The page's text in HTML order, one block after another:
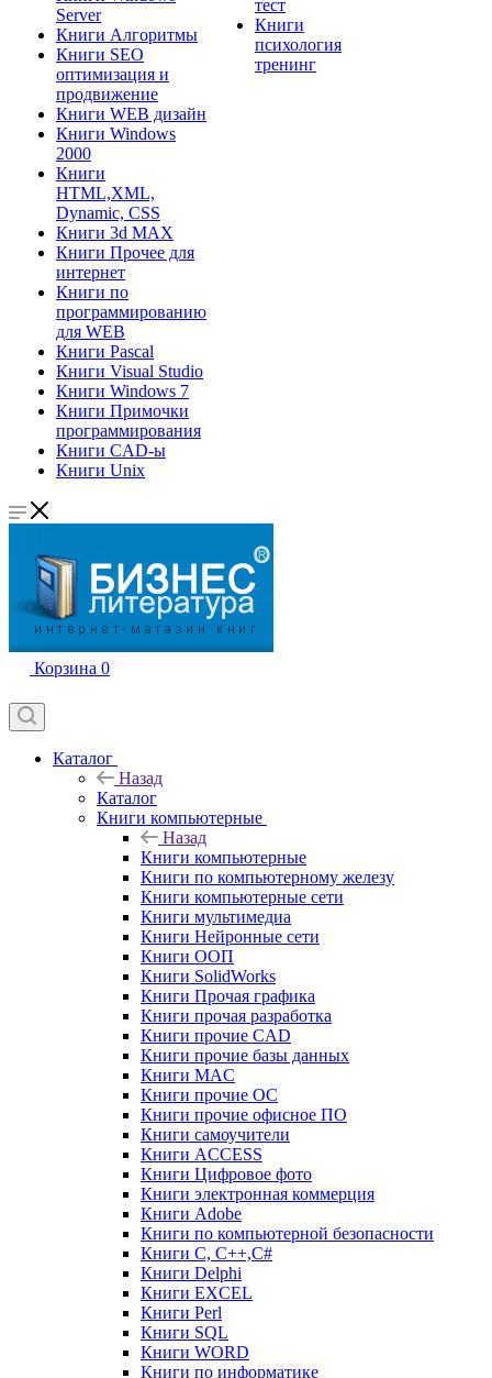
Server
Книги Алгоритмы
Книги SEO
оптимизация и
продвижение
Книги WEB дизайн
Книги Windows
2000
Книги
HTML,XML,
Dynamic, CSS
Книги 3d MAX
Книги Прочее для
интернет
Книги по
программированию
для WEB
Книги Pascal
Книги Visual Studio
Книги Windows 7
Книги Примочки
программирования
Книги CAD-ы
Книги Unix
тест
Книги
психология
тренинг
Корзина 0
Каталог
Назад
Каталог
Книги компьютерные
Назад
Книги компьютерные
Книги по компьютерному железу
Книги компьютерные сети
Книги мультимедиа
Книги Нейронные сети
Книги ООП
Книги SolidWorks
Книги Прочая графика
Книги прочая разработка
Книги прочие CAD
Книги прочие базы данных
Книги MAC
Книги прочие ОС
Книги прочие офисное ПО
Книги самоучители
Книги ACCESS
Книги Цифровое фото
Книги электронная коммерция
Книги Adobe
Книги по компьютерной безопасности
Книги C, C++,С#
Книги Delphi
Книги EXCEL
Книги Perl
Книги SQL
Книги WORD
Книги по информатике